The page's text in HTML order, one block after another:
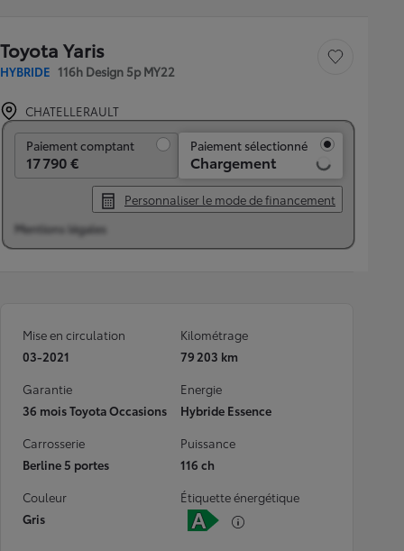
Toyota Yaris
HYBRIDE 116h Design 5p MY22
Sauvegarder le
CHATELLERAULT
Paiement comptant
17 790 €
Paiement sélectionné
Chargement
Personnaliser le mode de financement
Mentions légales
Mise en circulation
03-2021
Kilométrage
79 203 km
Garantie
36 mois Toyota Occasions
Energie
Hybride Essence
Carrosserie
Berline 5 portes
Puissance
116 ch
Couleur
Gris
Étiquette énergétique